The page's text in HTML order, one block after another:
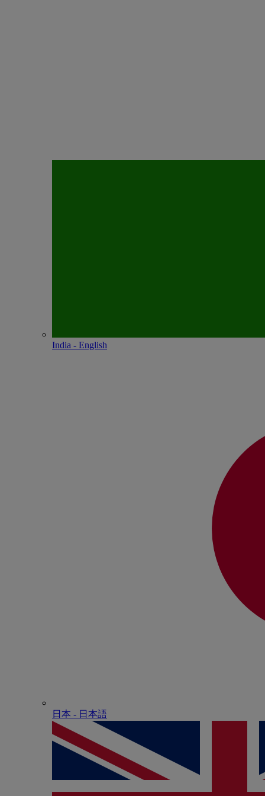
India - English
日本 - ⽇本語